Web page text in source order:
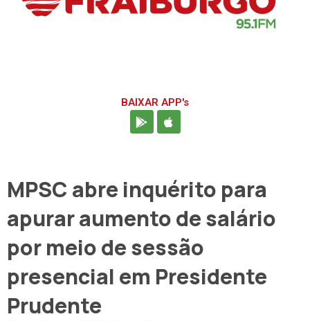
BAIXAR APP's
MPSC abre inquérito para
apurar aumento de salário
por meio de sessão
presencial em Presidente
Prudente